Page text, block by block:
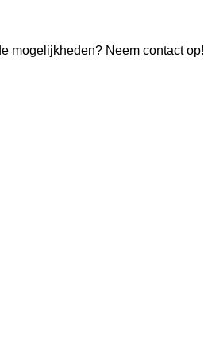
mogelijkheden? Neem contact op!